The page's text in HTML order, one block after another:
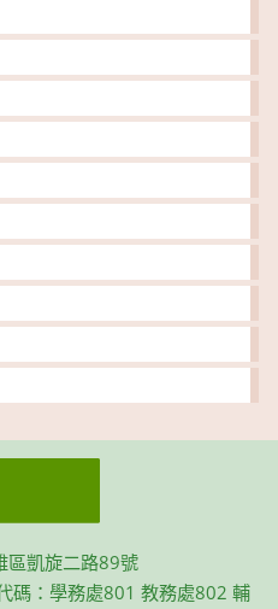
區凱旋二路89號
碼：學務處801 教務處802 輔